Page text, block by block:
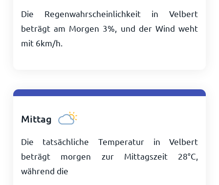
Die Regenwahrscheinlichkeit in Velbert
beträgt am Morgen 3%, und der Wind weht
mit 6km/h
Mittag
Die tatsächliche Temperatur in Velbert
beträgt morgen zur Mittagszeit 28°C
während die